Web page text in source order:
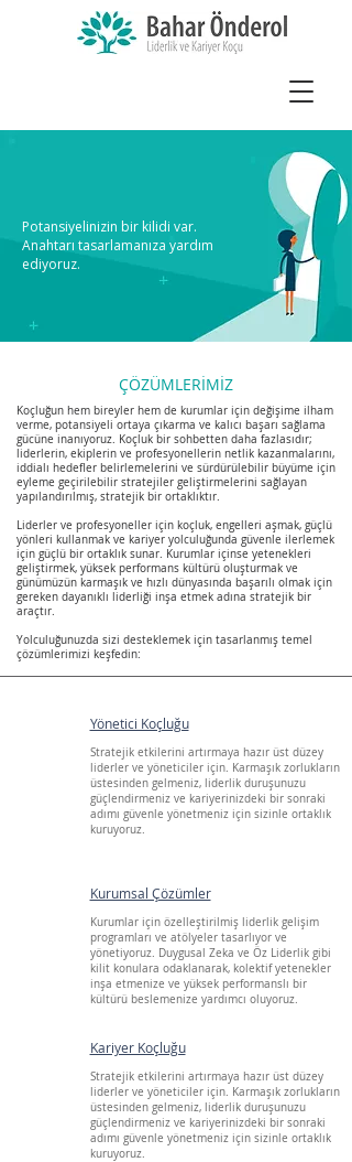
Potansiyelinizin bir kilidi var.
Anahtarı tasarlamanıza yardım
ediyoruz.
ÇÖZÜMLERİMİZ
Koçluğun hem bireyler hem de kurumlar için değişime ilham
verme, potansiyeli ortaya çıkarma ve kalıcı başarı sağlama
gücüne inanıyoruz. Koçluk bir sohbetten daha fazlasıdır;
liderlerin, ekiplerin ve profesyonellerin netlik kazanmalarını,
iddialı hedefler belirlemelerini ve sürdürülebilir büyüme için
eyleme geçirilebilir stratejiler geliştirmelerini sağlayan
yapılandırılmış, stratejik bir ortaklıktır.
Liderler ve profesyoneller için koçluk, engelleri aşmak, güçlü
yönleri kullanmak ve kariyer yolculuğunda güvenle ilerlemek
için güçlü bir ortaklık sunar. Kurumlar içinse yetenekleri
geliştirmek, yüksek performans kültürü oluşturmak ve
günümüzün karmaşık ve hızlı dünyasında başarılı olmak için
gereken dayanıklı liderliği inşa etmek adına stratejik bir
araçtır.
Yolculuğunuzda sizi desteklemek için tasarlanmış temel
çözümlerimizi keşfedin:
Yönetici Koçluğu
Stratejik etkilerini artırmaya hazır üst düzey
liderler ve yöneticiler için. Karmaşık zorlukların
üstesinden gelmeniz, liderlik duruşunuzu
güçlendirmeniz ve kariyerinizdeki bir sonraki
adımı güvenle yönetmeniz için sizinle ortaklık
kuruyoruz.
Kurumsal Çözümler
Kurumlar için özelleştirilmiş liderlik gelişim
programları ve atölyeler tasarlıyor ve
yönetiyoruz. Duygusal Zeka ve Öz Liderlik gibi
kilit konulara odaklanarak, kolektif yetenekler
inşa etmenize ve yüksek performanslı bir
kültürü beslemenize yardımcı oluyoruz.
Kariyer Koçluğu
Stratejik etkilerini artırmaya hazır üst düzey
liderler ve yöneticiler için. Karmaşık zorlukların
üstesinden gelmeniz, liderlik duruşunuzu
güçlendirmeniz ve kariyerinizdeki bir sonraki
adımı güvenle yönetmeniz için sizinle ortaklık
kuruyoruz.